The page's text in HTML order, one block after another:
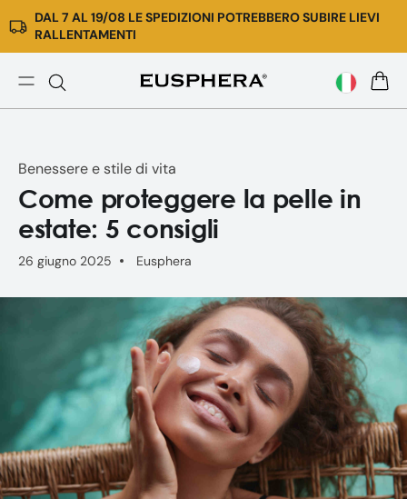
Vai
direttamente
ai
contenuti
DAL 7 AL 19/08 LE SPEDIZIONI POTREBBERO SUBIRE LIEVI
RALLENTAMENTI
per
proteggere
la
pelle
Benessere e stile di vita
Come proteggere la pelle in
estate: 5 consigli
26 giugno 2025 Eusphera